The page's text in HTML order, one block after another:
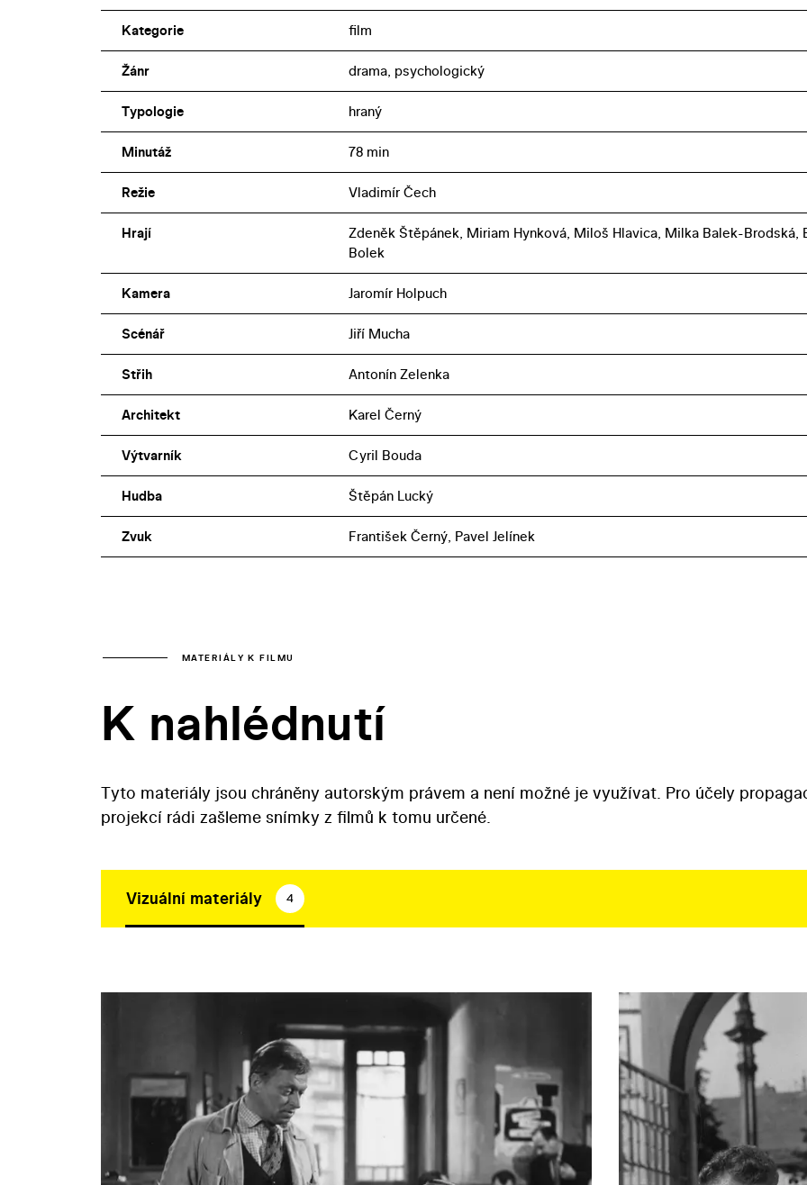
Kategorie film
Žánr drama, psychologický
Typologie hraný
Minutáž 78 min
Režie Vladimír Čech
Hrají
Zdeněk Štěpánek, Miriam Hynková, Miloš Hlavica, Milka Balek-Brodská,
Bolek
Kamera Jaromír Holpuch
Scénář Jiří Mucha
Střih Antonín Zelenka
Architekt Karel Černý
Výtvarník Cyril Bouda
Hudba Štěpán Lucký
Zvuk František Černý, Pavel Jelínek
MATERIÁLY K FILMU
K nahlédnutí
Tyto materiály jsou chráněny autorským právem a není možné je využívat. Pro účely
projekcí rádi zašleme snímky z filmů k tomu určené.
Vizuální materiály 4